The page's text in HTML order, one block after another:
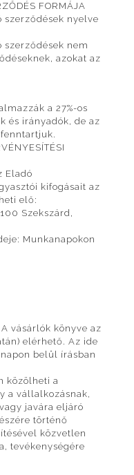
FORMÁJA
szerződések nyelve
szerződések nem
azokat az
a 27%-os
és irányadók, de az
Eladó
kifogásait az
elő:
Szekszárd,
Munkanapokon
vásárlók könyve az
elérhető. Az ide
belül írásban
közölheti a
a vállalkozásnak,
javára eljáró
történő
közvetlen
tevékenységére